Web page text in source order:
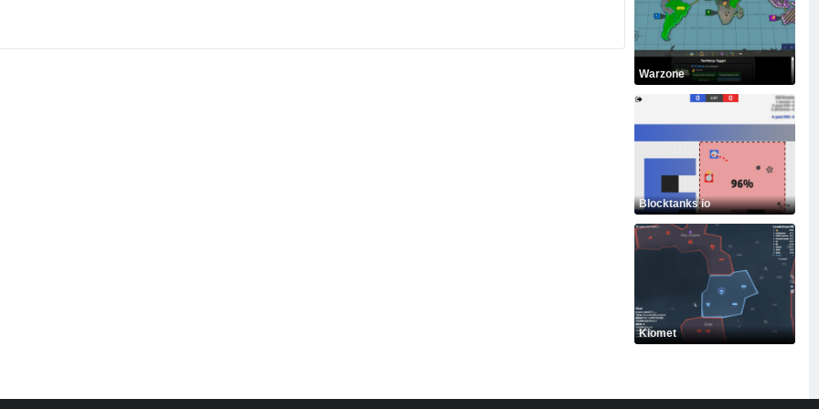
Warzone
Blocktanks io
Kiomet